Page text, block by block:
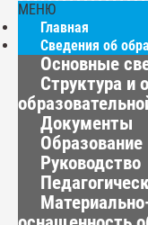
МЕНЮ
Главная
Сведения об
Основные
Структура и
Документы
Образование
Руководство